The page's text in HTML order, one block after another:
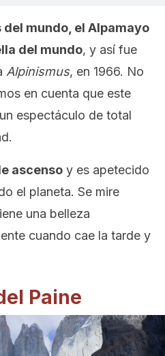
mundo, el Alpamayo
del mundo, y así fue
Alpinismus, en 1966. No
en cuenta que este
espectáculo de total
ascenso y es apetecido
el planeta. Se mire
una belleza
cuando cae la tarde y
Paine